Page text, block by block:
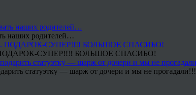
наших родителей…
СУПЕР!!!! БОЛЬШОЕ СПАСИБО!
статуэтку — шарж от дочери и мы не прогадали!!!